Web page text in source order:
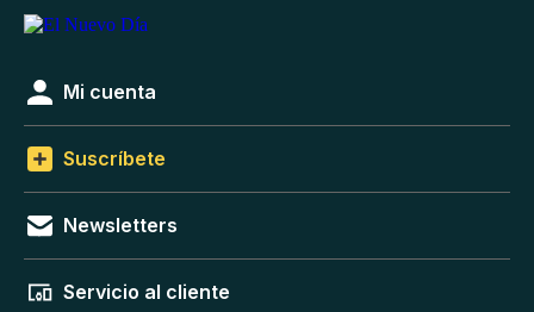
Mi cuenta
Suscríbete
Newsletters
Servicio al cliente